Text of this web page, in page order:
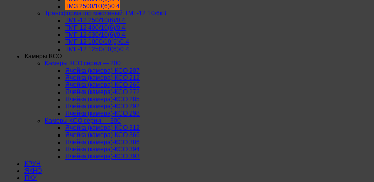
ТМЗ 2500/10(6)/0.4
Трансформатор масляный ТМГ-12 10/6кВ
ТМГ-12 250/10(6)/0.4
ТМГ-12 400/10(6)/0.4
ТМГ-12 630/10(6)/0.4
ТМГ-12 1000/10(6)/0.4
ТМГ-12 1250/10(6)/0.4
Камеры КСО
Камеры КСО серии — 200
Ячейка (камера)-КСО 207
Ячейка (камера)-КСО 212
Ячейка (камера)-КСО 266
Ячейка (камера)-КСО 272
Ячейка (камера)-КСО 285
Ячейка (камера)-КСО 292
Ячейка (камера)-КСО 298
Камеры КСО серии — 300
Ячейка (камера)-КСО 312
Ячейка (камера)-КСО 366
Ячейка (камера)-КСО 386
Ячейка (камера)-КСО 394
Ячейка (камера)-КСО 393
КРУН
ЯКНО
ПКУ